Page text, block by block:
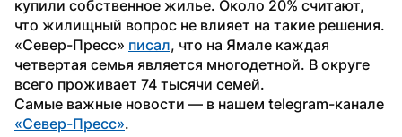
купили собственное жилье. Около 20% считают,
что жилищный вопрос не влияет на такие решения.
«Север-Пресс» писал, что на Ямале каждая
четвертая семья является многодетной. В округе
всего проживает 74 тысячи семей.
«Север-Пресс».